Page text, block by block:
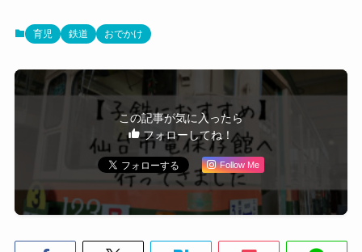
育児 鉄道 おでかけ
この記事が気に入ったら
フォローしてね！
Follow Me